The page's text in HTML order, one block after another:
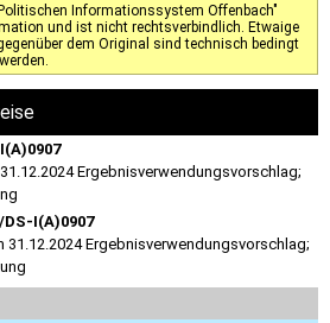
Informationssystem Offenbach"
und ist nicht rechtsverbindlich. Etwaige
dem Original sind technisch bedingt
Ergebnisverwendungsvorschlag;
DS-I(A)0907
31.12.2024 Ergebnisverwendungsvorschlag;